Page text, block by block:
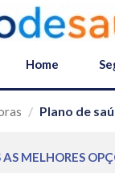
Home
Plano de
MELHORES